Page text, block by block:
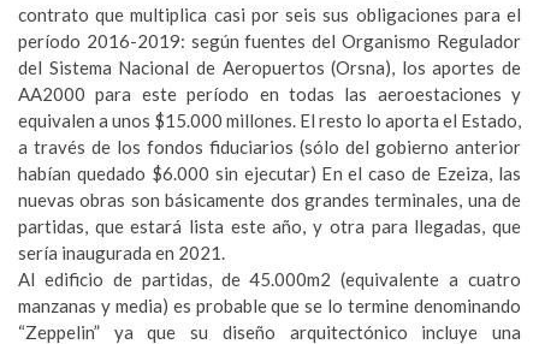
contrato que multiplica casi por seis sus obligaciones para el
período 2016-2019: según fuentes del Organismo Regulador
del Sistema Nacional de Aeropuertos (Orsna), los aportes de
AA2000 para este período en todas las aeroestaciones y
equivalen a unos $15.000 millones. El resto lo aporta el Estado,
a través de los fondos fiduciarios (sólo del gobierno anterior
habían quedado $6.000 sin ejecutar) En el caso de Ezeiza, las
nuevas obras son básicamente dos grandes terminales, una de
partidas, que estará lista este año, y otra para llegadas, que
sería inaugurada en 2021.
Al edificio de partidas, de 45.000m2 (equivalente a cuatro
manzanas y media) es probable que se lo termine denominando
“Zeppelin” ya que su diseño arquitectónico incluye una